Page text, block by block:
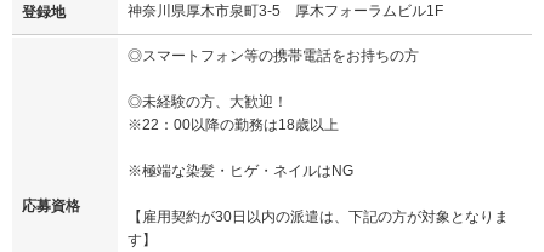
登録地 神奈川県厚木市泉町3-5 厚木フォーラムビル1F
応募資格
◎スマートフォン等の携帯電話をお持ちの方
◎未経験の方、大歓迎！
※22：00以降の勤務は18歳以上
※極端な染髪・ヒゲ・ネイルはNG
【雇用契約が30日以内の派遣は、下記の方が対象となりま
す】